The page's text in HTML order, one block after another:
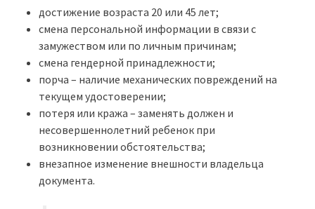
достижение возраста 20 или 45 лет;
смена персональной информации в связи с
замужеством или по личным причинам;
смена гендерной принадлежности;
порча – наличие механических повреждений на
текущем удостоверении;
потеря или кража – заменять должен и
несовершеннолетний ребенок при
возникновении обстоятельства;
внезапное изменение внешности владельца
документа.